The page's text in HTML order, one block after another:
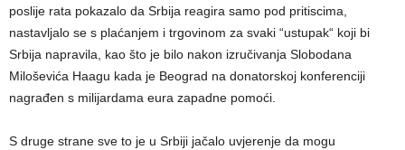
poslije rata pokazalo da Srbija reagira samo pod pritiscima,
nastavljalo se s plaćanjem i trgovinom za svaki “ustupak“ koji bi
Srbija napravila, kao što je bilo nakon izručivanja Slobodana
Miloševića Haagu kada je Beograd na donatorskoj konferenciji
nagrađen s milijardama eura zapadne pomoći.
S druge strane sve to je u Srbiji jačalo uvjerenje da mogu